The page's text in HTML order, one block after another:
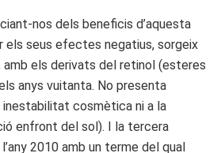
nos dels beneficis d’aquesta
els seus efectes negatius, sorgeix
amb els derivats del retinol (esteres
anys vuitanta. No presenta
cosmètica ni a la
enfront del sol). I la tercera
2010 amb un terme del qual